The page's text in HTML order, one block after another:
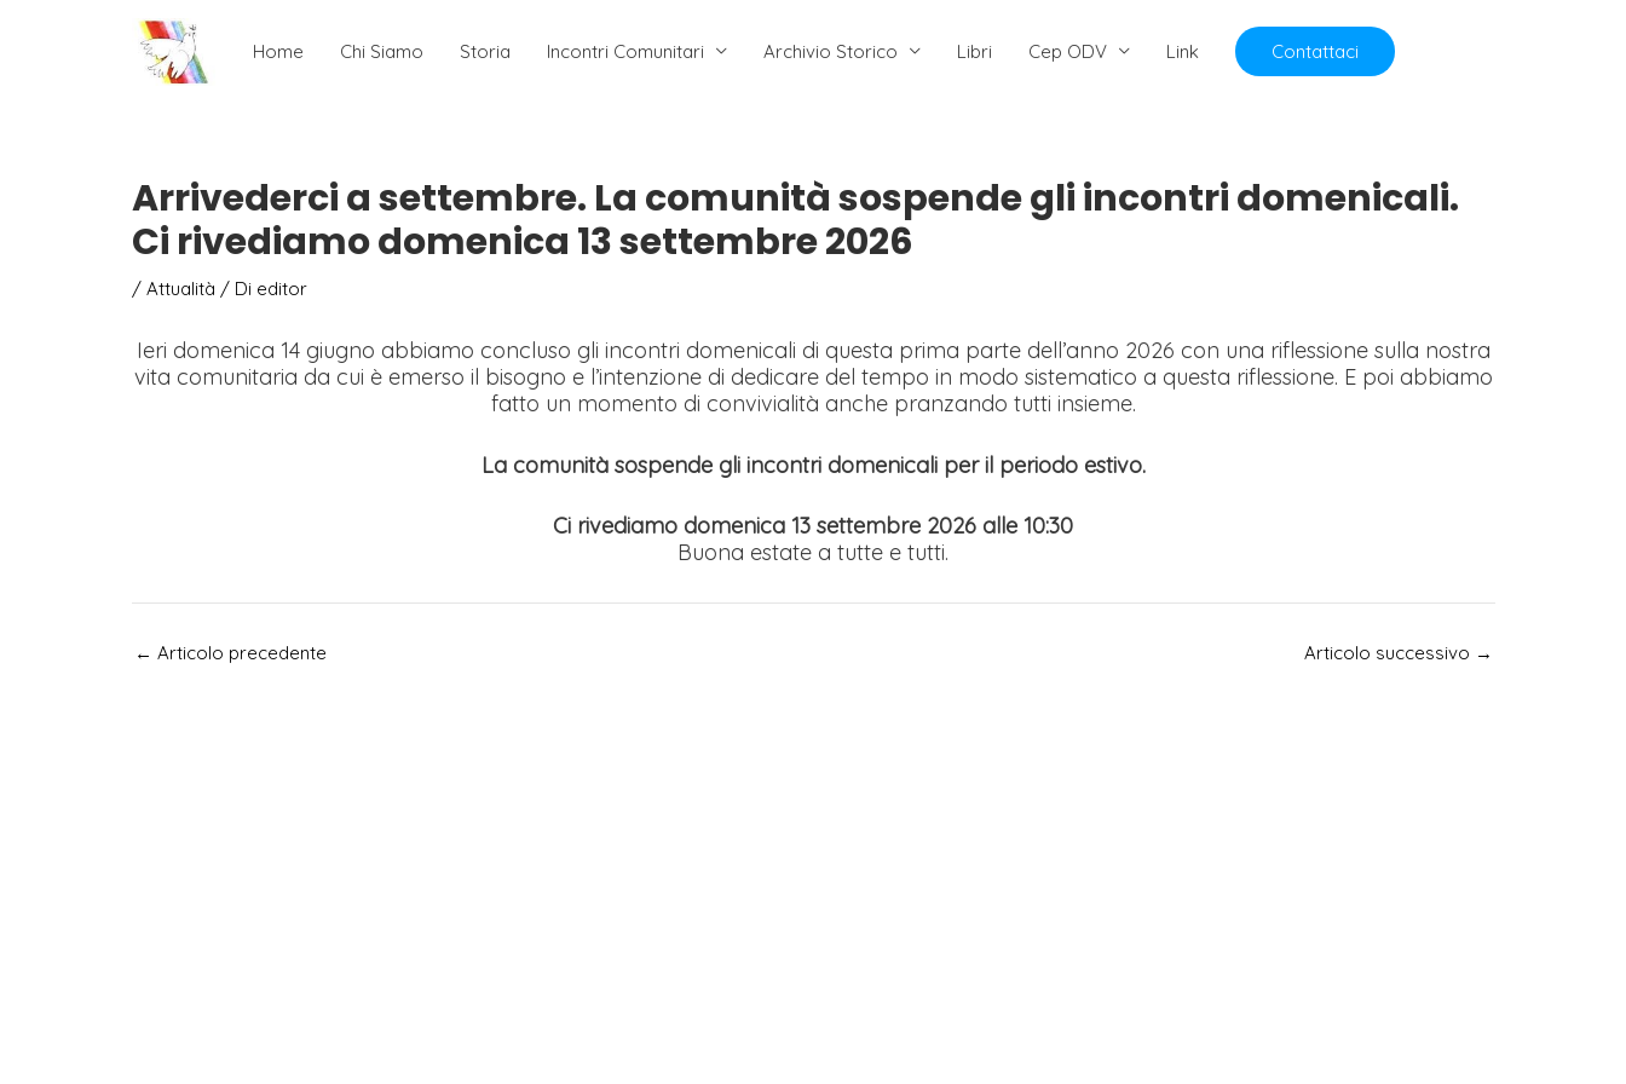
Home Chi Siamo Storia Incontri Comunitari Archivio Storico Libri Cep ODV Link Contattaci
Arrivederci a settembre. La comunità sospende gli incontri domenicali.
Ci rivediamo domenica 13 settembre 2026
/ Attualità / Di editor
Ieri domenica 14 giugno abbiamo concluso gli incontri domenicali di questa prima parte dell’anno 2026 con una riflessione sulla nostra
vita comunitaria da cui è emerso il bisogno e l’intenzione di dedicare del tempo in modo sistematico a questa riflessione. E poi abbiamo
fatto un momento di convivialità anche pranzando tutti insieme.
La comunità sospende gli incontri domenicali per il periodo estivo.
Ci rivediamo domenica 13 settembre 2026 alle 10:30
Buona estate a tutte e tutti.
Navigazione
← Articolo precedente Articolo successivo →